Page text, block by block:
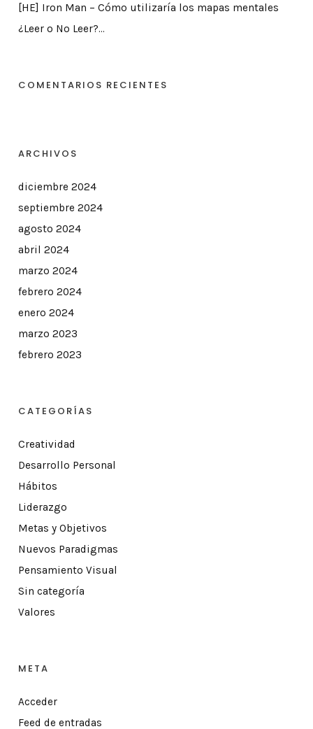
[HE] Iron Man – Cómo utilizaría los mapas mentales
¿Leer o No Leer?…
COMENTARIOS RECIENTES
ARCHIVOS
diciembre 2024
septiembre 2024
agosto 2024
abril 2024
marzo 2024
febrero 2024
enero 2024
marzo 2023
febrero 2023
CATEGORÍAS
Creatividad
Desarrollo Personal
Hábitos
Liderazgo
Metas y Objetivos
Nuevos Paradigmas
Pensamiento Visual
Sin categoría
Valores
META
Acceder
Feed de entradas